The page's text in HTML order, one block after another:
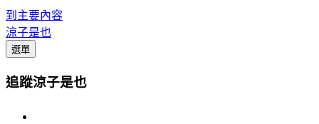
到主要內容
涼子是也
選單
追蹤涼子是也